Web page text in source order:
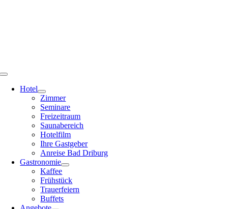
Toggle
Navigation
Hotel
Zimmer
Seminare
Freizeitraum
Saunabereich
Hotelfilm
Ihre Gastgeber
Anreise Bad Driburg
Gastronomie
Kaffee
Frühstück
Trauerfeiern
Buffets